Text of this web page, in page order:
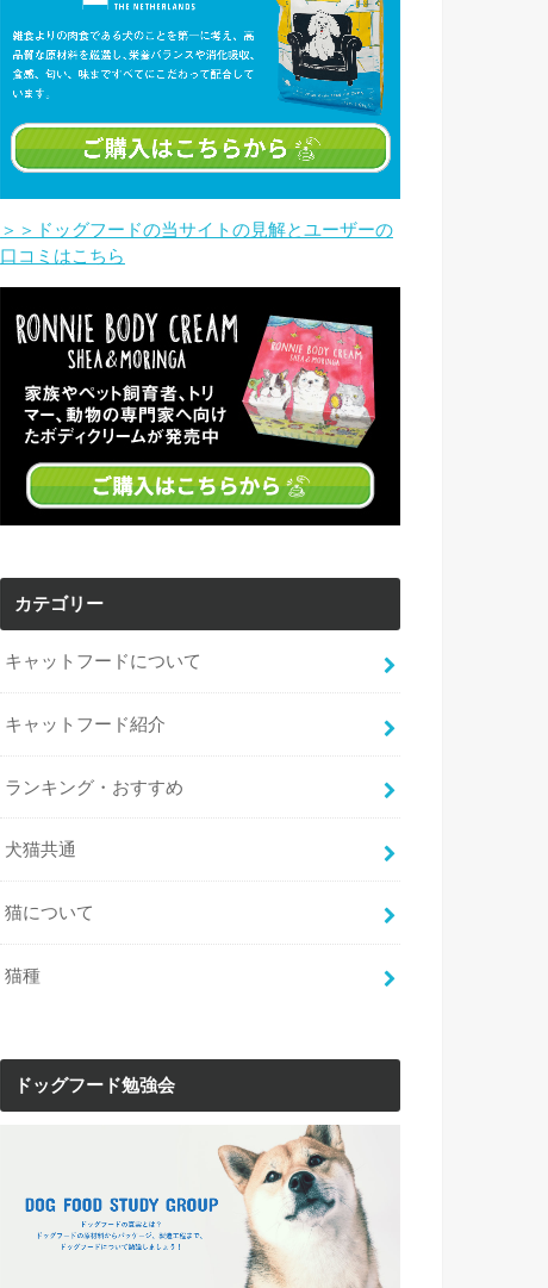
＞＞ドッグフードの当サイトの見解とユーザーの
口コミはこちら
カテゴリー
キャットフードについて
キャットフード紹介
ランキング・おすすめ
犬猫共通
猫について
猫種
ドッグフード勉強会